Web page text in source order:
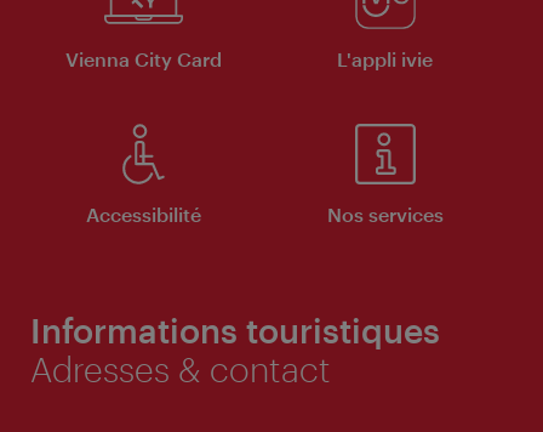
Vienna City Card L'appli ivie
Accessibilité Nos services
Informations touristiques
Adresses & contact